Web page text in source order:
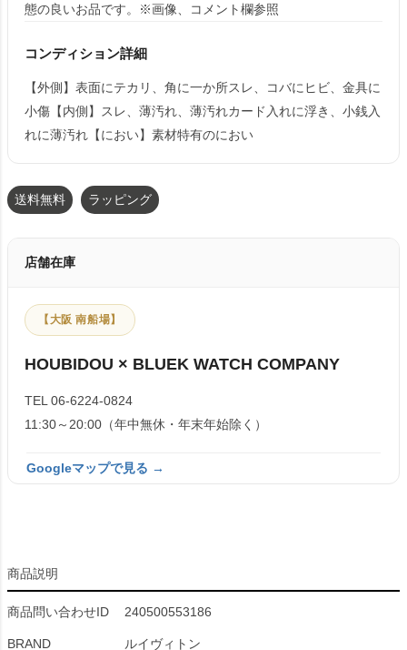
態の良いお品です。※画像、コメント欄参照
コンディション詳細
【外側】表面にテカリ、角に一か所スレ、コバにヒビ、金具に
小傷【内側】スレ、薄汚れ、薄汚れカード入れに浮き、小銭入
れに薄汚れ【におい】素材特有のにおい
送料無料 ラッピング
店舗在庫
【大阪 南船場】
HOUBIDOU × BLUEK WATCH COMPANY
TEL 06-6224-0824
11:30～20:00（年中無休・年末年始除く）
Googleマップで見る →
商品説明
商品問い合わせID 240500553186
BRAND ルイヴィトン